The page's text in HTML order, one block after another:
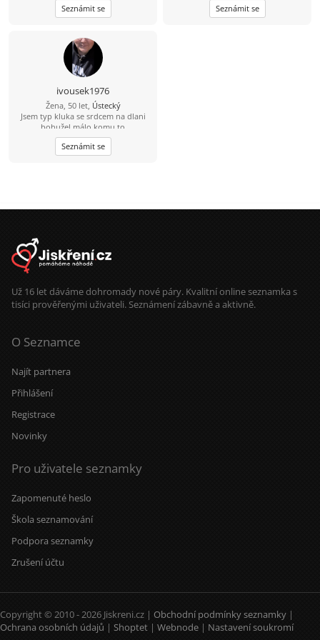
jsem měla ve vztazích smůlu, tak
proto skousim tuhle cestu.
Seznámit se
Seznámit se
ivousek1976
Žena, 50 let, Ústecký
Jsem typ kluka se srdcem na dlani
bohužel málo komu to
nevadí.chcesli napiš ivoušek Gregory
.jsem romantik miluji zvířata a
upřímně lidí a nesnáším lež
Seznámit se
Už 16 let dáváme dohromady nové páry. Kvalitní online seznamka s
tisíci prověřenými uživateli. Seznámení zábavně a aktivně.
O Seznamce
Najít partnera
Přihlášení
Registrace
Novinky
Pro uživatele seznamky
Zapomenuté heslo
Škola seznamování
Podpora seznamky
Zrušení účtu
Copyright © 2010 - 2026 Jiskreni.cz | Obchodní podmínky seznamky |
Ochrana osobních údajů | Shoptet | Webnode | Nastavení soukromí